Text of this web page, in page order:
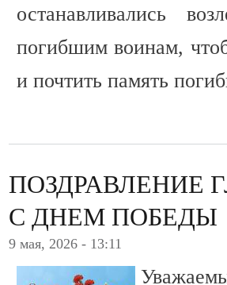
останавливались
погибшим воинам,
и почтить память
ПОЗДРАВЛЕНИЕ
С ДНЕМ ПОБЕДЫ
9 мая, 2026 - 13:11